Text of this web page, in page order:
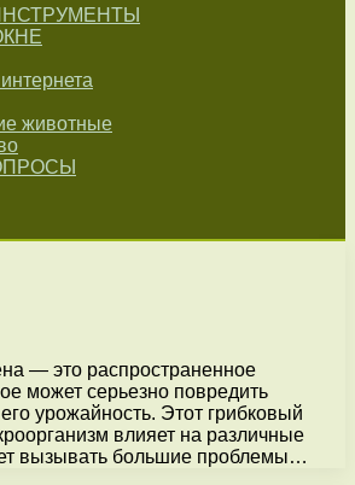
животные
— это распространенное
может серьезно повредить
урожайность. Этот грибковый
влияет на различные
вызывать большие проблемы…